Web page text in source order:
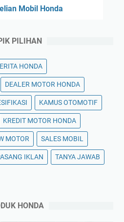
Mobil Honda
PILIHAN
HONDA
DEALER MOTOR HONDA
KAMUS OTOMOTIF
KREDIT MOTOR HONDA
MOTOR SALES MOBIL
IKLAN TANYA JAWAB
HONDA